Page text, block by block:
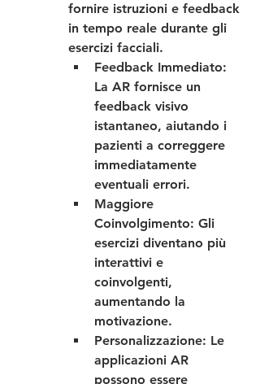
fornire istruzioni e feedback
in tempo reale durante gli
esercizi facciali.
Feedback Immediato:
La AR fornisce un
feedback visivo
istantaneo, aiutando i
pazienti a correggere
immediatamente
eventuali errori.
Maggiore
Coinvolgimento: Gli
esercizi diventano più
interattivi e
coinvolgenti,
aumentando la
motivazione.
Personalizzazione: Le
applicazioni AR
possono essere